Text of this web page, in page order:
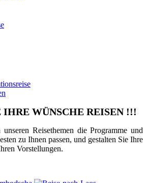
IHRE WÜNSCHE REISEN !!!
Reisethemen die Programme und
zu Ihnen passen, und gestalten Sie Ihre
Vorstellungen.